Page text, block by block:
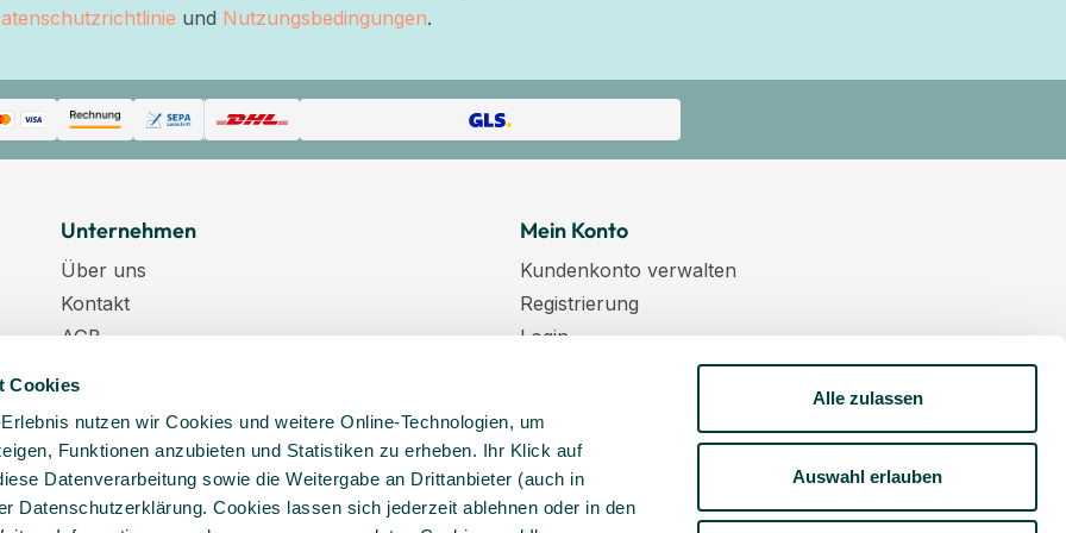
Cookies
nutzen wir Cookies und weitere Online-Technologien, um
Funktionen anzubieten und Statistiken zu erheben. Ihr Klick auf
Datenverarbeitung sowie die Weitergabe an Drittanbieter (auch in
Datenschutzerklärung. Cookies lassen sich jederzeit ablehnen oder in den
Alle zulassen
Auswahl erlauben
und Nutzungsbedingungen.
Unternehmen
Über uns
Kontakt
AGB
Karriere
Veranstaltungstermine
Mein Konto
Kundenkonto verwalten
Registrierung
Login
Kundenkonto aktivieren